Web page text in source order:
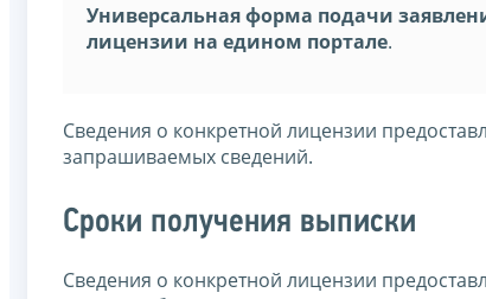
Универсальная форма подачи
лицензии на едином портале.
Сведения о конкретной лицензии
запрашиваемых сведений.
Сроки получения выписки
Сведения о конкретной лицензии